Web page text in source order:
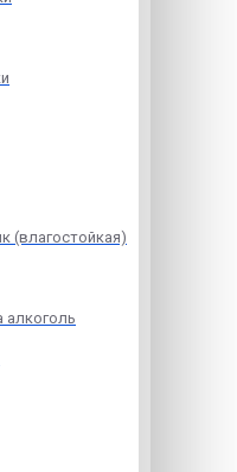
(влагостойкая)
алкоголь